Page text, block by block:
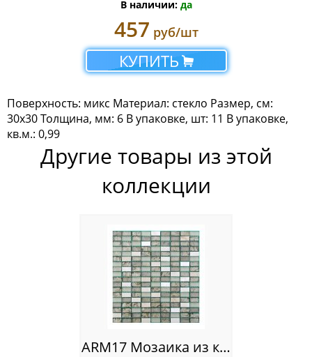
Мозаика Orro Mosaic
Мозаика Rose Mosaic
Мозаика Sekitei
Мозаика Starmosaic
Мозаика Tonomosaic
Каменная мозаика
Керамическая мозаика
Мозаика из камня и стекла
Мозаика из стекла
Мозаика Опера Декора
В наличии: да
457 руб/шт
КУПИТЬ
Поверхность: микс Материал: стекло Размер, см:
30x30 Толщина, мм: 6 В упаковке, шт: 11 В упаковке,
кв.м.: 0,99
Другие товары из этой
коллекции
ARM17 Мозаика из камня и стекла